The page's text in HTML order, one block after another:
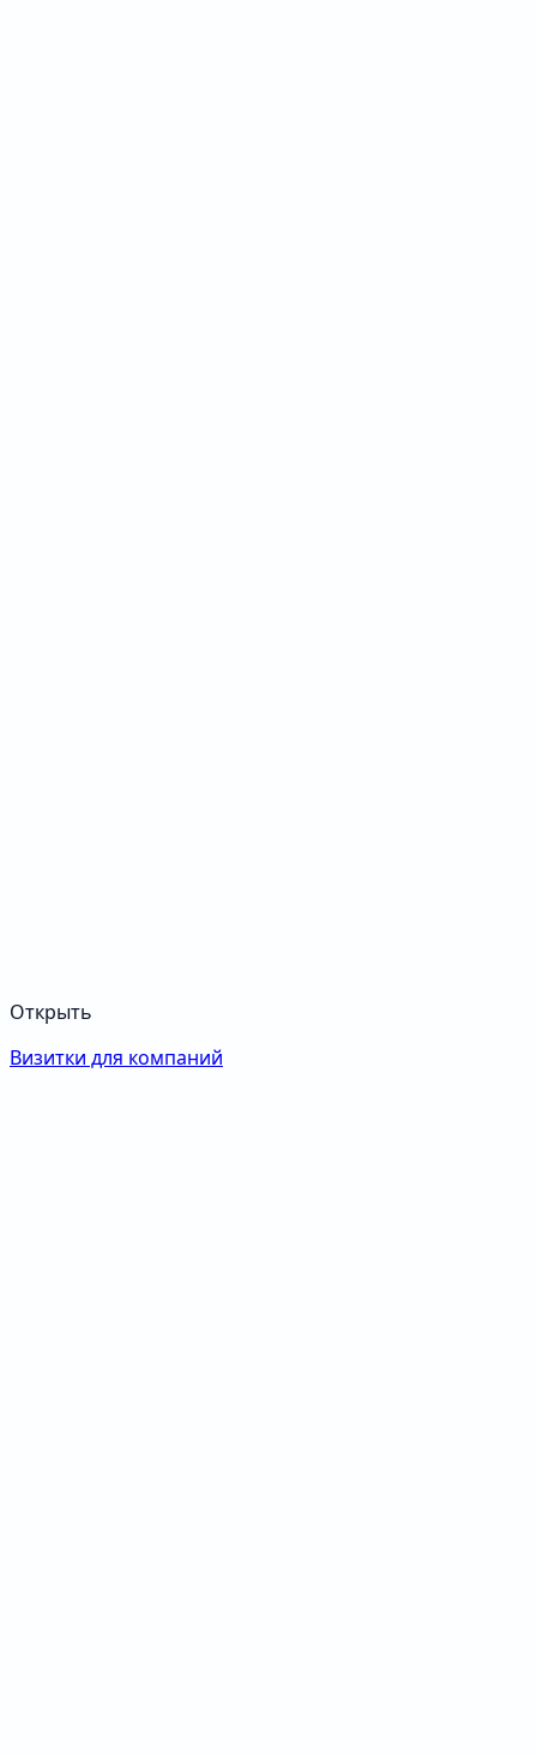
Открыть
Визитки для компаний